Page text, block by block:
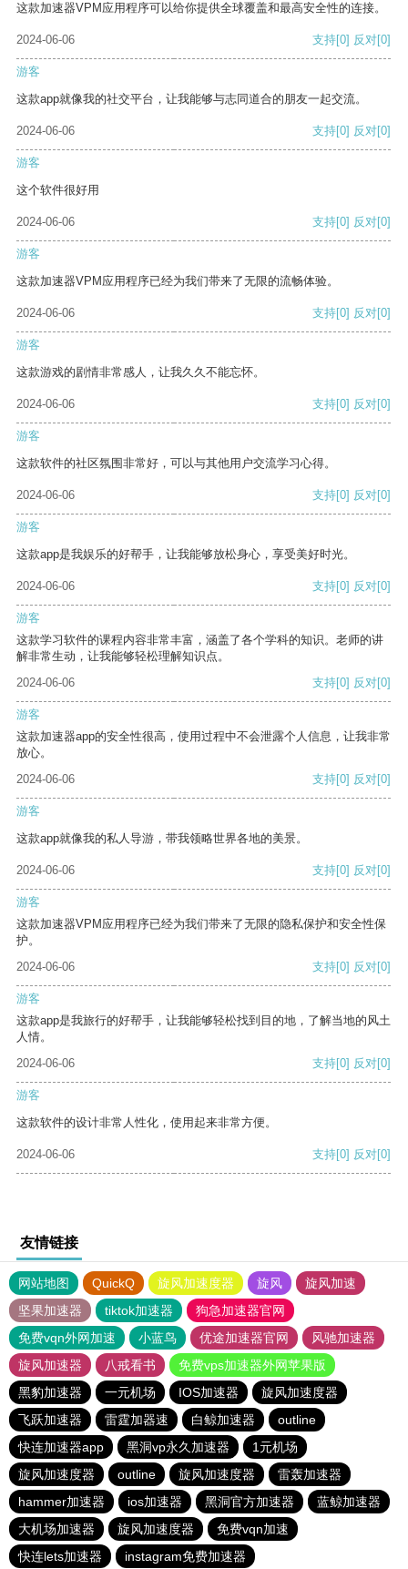
这款加速器VPM应用程序可以给你提供全球覆盖和最高安全性的连接。
2024-06-06 支持[0] 反对[0]
游客
这款app就像我的社交平台，让我能够与志同道合的朋友一起交流。
2024-06-06 支持[0] 反对[0]
游客
这个软件很好用
2024-06-06 支持[0] 反对[0]
游客
这款加速器VPM应用程序已经为我们带来了无限的流畅体验。
2024-06-06 支持[0] 反对[0]
游客
这款游戏的剧情非常感人，让我久久不能忘怀。
2024-06-06 支持[0] 反对[0]
游客
这款软件的社区氛围非常好，可以与其他用户交流学习心得。
2024-06-06 支持[0] 反对[0]
游客
这款app是我娱乐的好帮手，让我能够放松身心，享受美好时光。
2024-06-06 支持[0] 反对[0]
游客
这款学习软件的课程内容非常丰富，涵盖了各个学科的知识。老师的讲
解非常生动，让我能够轻松理解知识点。
2024-06-06
支持[0] 反对[0]
游客
这款加速器app的安全性很高，使用过程中不会泄露个人信息，让我非常
放心。
2024-06-06
支持[0] 反对[0]
游客
这款app就像我的私人导游，带我领略世界各地的美景。
2024-06-06 支持[0] 反对[0]
游客
这款加速器VPM应用程序已经为我们带来了无限的隐私保护和安全性保
护。
2024-06-06
支持[0] 反对[0]
游客
这款app是我旅行的好帮手，让我能够轻松找到目的地，了解当地的风土
人情。
2024-06-06
支持[0] 反对[0]
游客
这款软件的设计非常人性化，使用起来非常方便。
2024-06-06 支持[0] 反对[0]
友情链接
网站地图 QuickQ 旋风加速度器 旋风
旋风加速
坚果加速器
tiktok加速器
狗急加速器官网
免费vqn外网加速
小蓝鸟 优途加速器官网
风驰加速器
旋风加速器
八戒看书
免费vps加速器外网苹果版
黑豹加速器
一元机场 IOS加速器
旋风加速度器
飞跃加速器
雷霆加器速 白鲸加速器
outline
快连加速器app
黑洞vp永久加速器
1元机场
旋风加速度器
outline 旋风加速度器
雷轰加速器
hammer加速器
ios加速器 黑洞官方加速器
蓝鲸加速器
大机场加速器
旋风加速度器
免费vqn加速
快连lets加速器
instagram免费加速器